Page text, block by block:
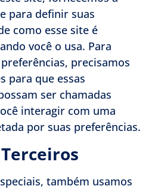
para definir suas
como esse site é
você o usa. Para
precisamos
para que essas
ser chamadas
interagir com uma
por suas preferências.
também usamos